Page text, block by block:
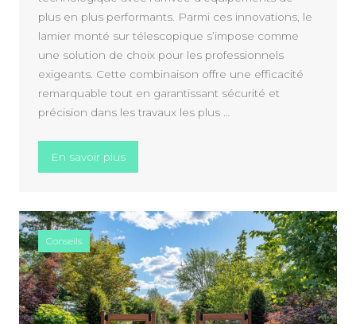
plus en plus performants. Parmi ces innovations, le
lamier monté sur télescopique s’impose comme
une solution de choix pour les professionnels
exigeants. Cette combinaison offre une efficacité
remarquable tout en garantissant sécurité et
précision dans les travaux les plus …
En savoir plus« Tout savoir sur le lamier sur
Conseils